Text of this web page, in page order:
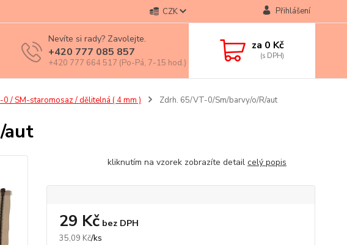
CZK Přihlášení
Nevíte si rady? Zavolejte.
+420 777 085 857
+420 777 664 517 (Po-Pá, 7-15 hod.)
za 0 Kč
/ SM-staromosaz / dělitelná ( 4 mm ) Zdrh. 65/VT-0/Sm/barvy/o/R/aut
aut
kliknutím na vzorek zobrazíte detail celý popis
35,09 Kč/ks
29 Kč bez DPH